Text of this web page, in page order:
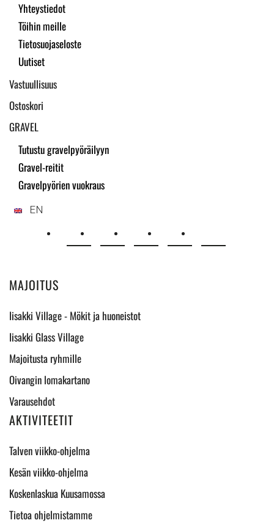
Yhteystiedot
Töihin meille
Tietosuojaseloste
Uutiset
Vastuullisuus
Ostoskori
GRAVEL
Tutustu gravelpyöräilyyn
Gravel-reitit
Gravelpyörien vuokraus
EN
MAJOITUS
Iisakki Village - Mökit ja huoneistot
Iisakki Glass Village
Majoitusta ryhmille
Oivangin lomakartano
Varausehdot
AKTIVITEETIT
Talven viikko-ohjelma
Kesän viikko-ohjelma
Koskenlaskua Kuusamossa
Tietoa ohjelmistamme